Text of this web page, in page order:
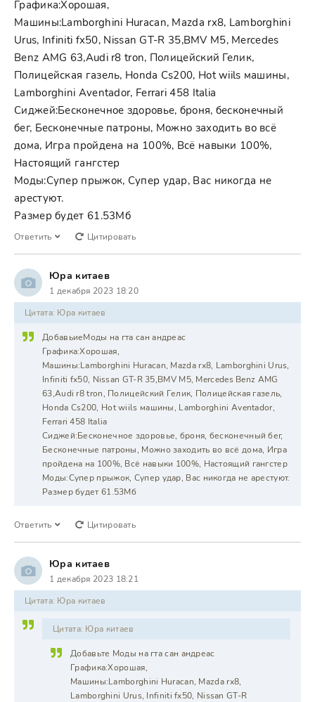
Графика:Хорошая,
Машины:Lamborghini Huracan, Mazda rx8, Lamborghini
Urus, Infiniti fx50, Nissan GT-R 35,BMV M5, Mercedes
Benz AMG 63,Audi r8 tron, Полицейский Гелик,
Полицейская газель, Honda Cs200, Hot wiils машины,
Lamborghini Aventador, Ferrari 458 Italia
Сиджей:Бесконечное здоровье, броня, бесконечный
бег, Бесконечные патроны, Можно заходить во всё
дома, Игра пройдена на 100%, Всё навыки 100%,
Настоящий гангстер
Моды:Супер прыжок, Супер удар, Вас никогда не
арестуют.
Размер будет 61.53Мб
Ответить Цитировать
Юра китаев
1 декабря 2023 18:20
Цитата: Юра китаев
ДобавьиеМоды на гта сан андреас
Графика:Хорошая,
Машины:Lamborghini Huracan, Mazda rx8, Lamborghini Urus,
Infiniti fx50, Nissan GT-R 35,BMV M5, Mercedes Benz AMG
63,Audi r8 tron, Полицейский Гелик, Полицейская газель,
Honda Cs200, Hot wiils машины, Lamborghini Aventador,
Ferrari 458 Italia
Сиджей:Бесконечное здоровье, броня, бесконечный бег,
Бесконечные патроны, Можно заходить во всё дома, Игра
пройдена на 100%, Всё навыки 100%, Настоящий гангстер
Моды:Супер прыжок, Супер удар, Вас никогда не арестуют.
Размер будет 61.53Мб
Ответить Цитировать
Юра китаев
1 декабря 2023 18:21
Цитата: Юра китаев
Цитата: Юра китаев
Добавьте Моды на гта сан андреас
Графика:Хорошая,
Машины:Lamborghini Huracan, Mazda rx8,
Lamborghini Urus, Infiniti fx50, Nissan GT-R